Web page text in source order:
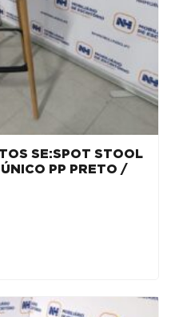
SE:SPOT STOOL
PP PRETO /